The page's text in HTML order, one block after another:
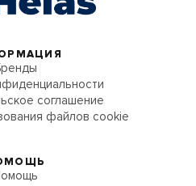
соглашение
файлов cookie